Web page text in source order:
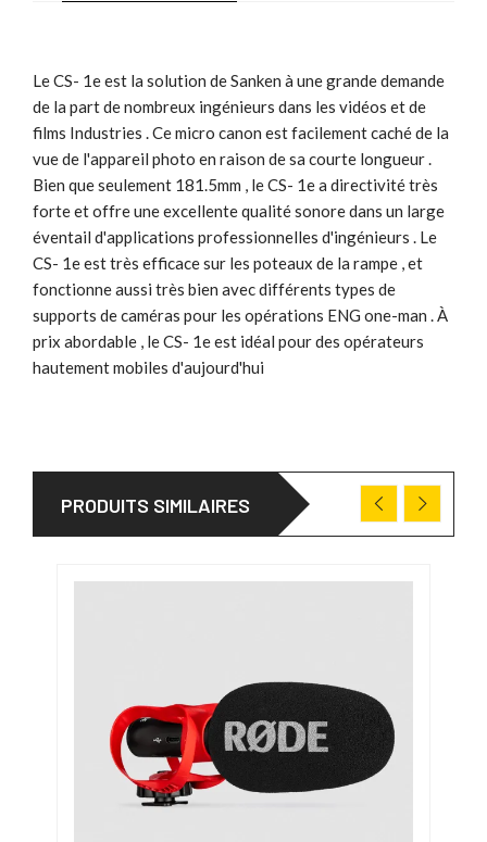
Le CS- 1e est la solution de Sanken à une grande demande
de la part de nombreux ingénieurs dans les vidéos et de
films Industries . Ce micro canon est facilement caché de la
vue de l'appareil photo en raison de sa courte longueur .
Bien que seulement 181.5mm , le CS- 1e a directivité très
forte et offre une excellente qualité sonore dans un large
éventail d'applications professionnelles d'ingénieurs . Le
CS- 1e est très efficace sur les poteaux de la rampe , et
fonctionne aussi très bien avec différents types de
supports de caméras pour les opérations ENG one-man . À
prix abordable , le CS- 1e est idéal pour des opérateurs
hautement mobiles d'aujourd'hui
PRODUITS SIMILAIRES